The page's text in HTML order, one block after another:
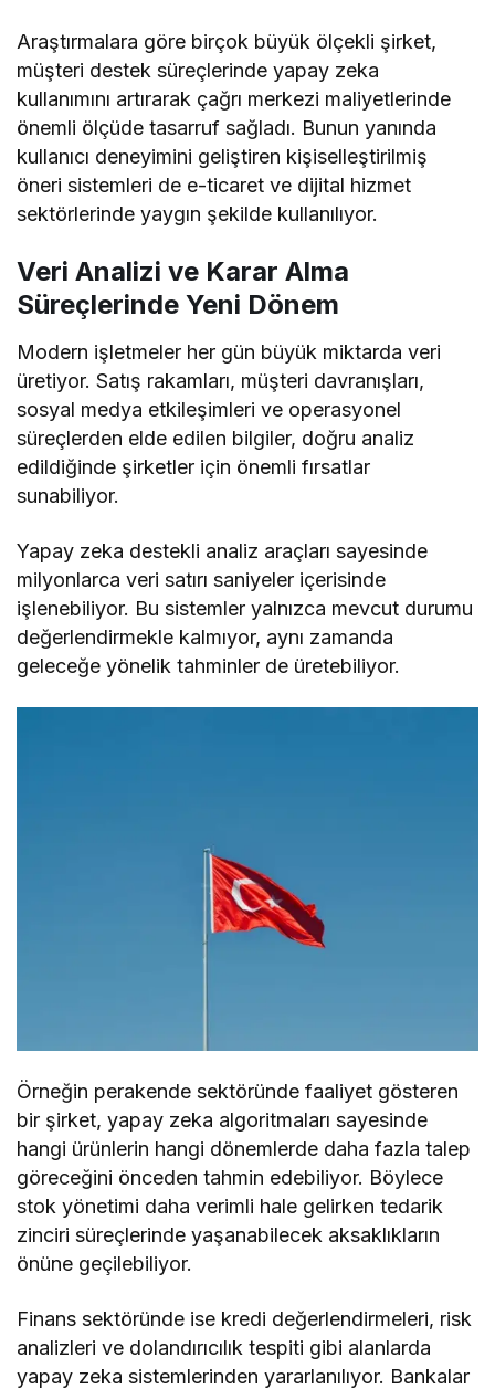
Araştırmalara göre birçok büyük ölçekli şirket,
müşteri destek süreçlerinde yapay zeka
kullanımını artırarak çağrı merkezi maliyetlerinde
önemli ölçüde tasarruf sağladı. Bunun yanında
kullanıcı deneyimini geliştiren kişiselleştirilmiş
öneri sistemleri de e-ticaret ve dijital hizmet
sektörlerinde yaygın şekilde kullanılıyor.
Veri Analizi ve Karar Alma
Süreçlerinde Yeni Dönem
Modern işletmeler her gün büyük miktarda veri
üretiyor. Satış rakamları, müşteri davranışları,
sosyal medya etkileşimleri ve operasyonel
süreçlerden elde edilen bilgiler, doğru analiz
edildiğinde şirketler için önemli fırsatlar
sunabiliyor.
Yapay zeka destekli analiz araçları sayesinde
milyonlarca veri satırı saniyeler içerisinde
işlenebiliyor. Bu sistemler yalnızca mevcut durumu
değerlendirmekle kalmıyor, aynı zamanda
geleceğe yönelik tahminler de üretebiliyor.
Örneğin perakende sektöründe faaliyet gösteren
bir şirket, yapay zeka algoritmaları sayesinde
hangi ürünlerin hangi dönemlerde daha fazla talep
göreceğini önceden tahmin edebiliyor. Böylece
stok yönetimi daha verimli hale gelirken tedarik
zinciri süreçlerinde yaşanabilecek aksaklıkların
önüne geçilebiliyor.
Finans sektöründe ise kredi değerlendirmeleri, risk
analizleri ve dolandırıcılık tespiti gibi alanlarda
yapay zeka sistemlerinden yararlanılıyor. Bankalar